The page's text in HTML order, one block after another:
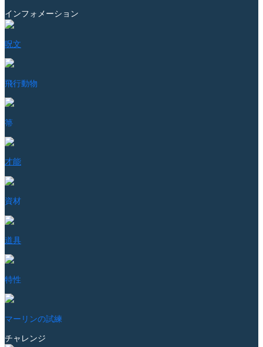
インフォメーション
呪文
飛行動物
箒
才能
資材
道具
特性
マーリンの試練
チャレンジ